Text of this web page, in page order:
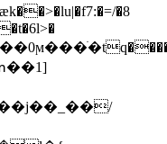
��j��_��/